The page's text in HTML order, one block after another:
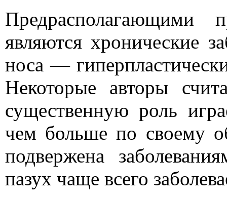
Предрасполагающими
являются хронические
носа —
Некоторые авторы
существенную роль
чем больше по своему
подвержена
пазух чаще всего